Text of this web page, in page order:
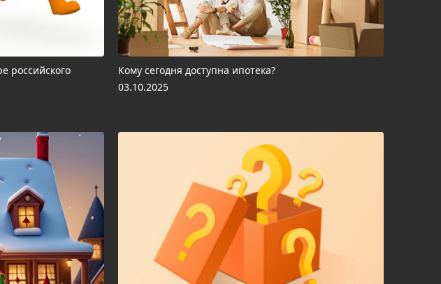
российского
Кому сегодня доступна ипотека?
03.10.2025